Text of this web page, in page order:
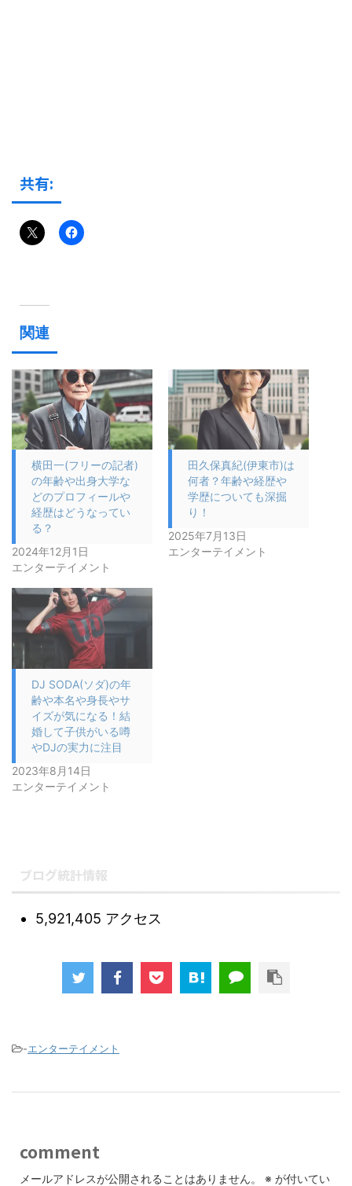
共有:
関連
横田一(フリーの記者)
の年齢や出身大学な
どのプロフィールや
経歴はどうなってい
る？
2024年12月1日
エンターテイメント
田久保真紀(伊東市)は
何者？年齢や経歴や
学歴についても深掘
り！
2025年7月13日
エンターテイメント
DJ SODA(ソダ)の年
齢や本名や身長やサ
イズが気になる！結
婚して子供がいる噂
やDJの実力に注目
2023年8月14日
エンターテイメント
ブログ統計情報
5,921,405 アクセス
-エンターテイメント
comment
メールアドレスが公開されることはありません。 ※ が付いてい